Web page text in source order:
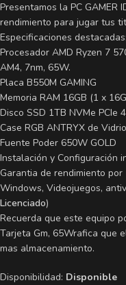
Presentamos la PC GAMER
rendimiento para jugar tus
Especificaciones destacadas:
Procesador AMD Ryzen 7
AM4, 7nm, 65W.
Placa B550M GAMING
Memoria RAM 16GB (1 x
Disco SSD 1TB NVMe PCIe
Case RGB ANTRYX de
Fuente Poder 650W GOLD
Instalación y Configuración
Garantia de rendimiento por
Windows, Videojuegos,
Licenciado)
Recuerda que este equipo
Tarjeta Gm, 65Wrafica que
mas almacenamiento.
Disponibilidad: Disponible